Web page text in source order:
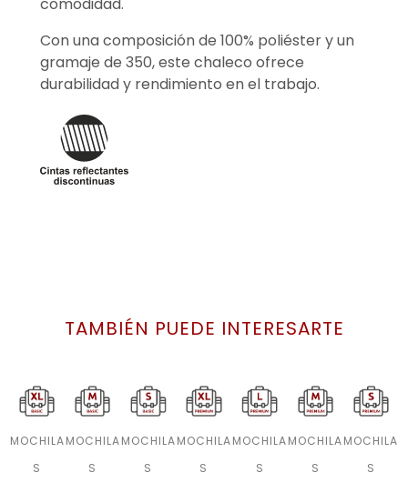
comodidad.
Con una composición de 100% poliéster y un
gramaje de 350, este chaleco ofrece
durabilidad y rendimiento en el trabajo.
TAMBIÉN PUEDE INTERESARTE
MOCHILA
S
MOCHILA
S
MOCHILA
S
MOCHILA
S
MOCHILA
S
MOCHILA
S
MOCHILA
S